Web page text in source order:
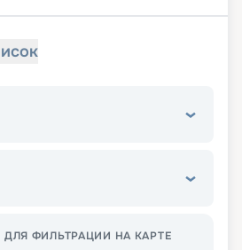
ФИЛЬТРАЦИИ НА КАРТЕ